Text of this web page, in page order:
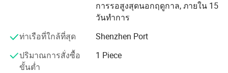
ความไม่เหมาะสม ในขณะเดียวกันบริษัทยังได้จำหน่ายระบบ
การจัดการดิจิตอล (ERP) เพื่อปรับปรุงระบบการจัดการข้อมูล
ระหว่างประเทศที่มีประสิทธิภาพและระบบการจัดการการ
รักษาความปลอดภัยข้อมูลระหว่างประเทศที่ใช้หน่วยประมวล
ผลข้อมูล จากมุมมองที่เป็นมืออาชีพและผู้มีความรู้ความจริง
ได้ให้ข้อมูลการปกป้องรักษาความปลอดภัยแก่ลูกค้าเพื่อให้
การรอสูงสุดนอกฤดูกาล, ภายใน 15
วันทำการ
ท่าเรือที่ใกล้ที่สุด
Shenzhen Port
ปริมาณการสั่งซื้อ
ขั้นต่ำ
1 Piece